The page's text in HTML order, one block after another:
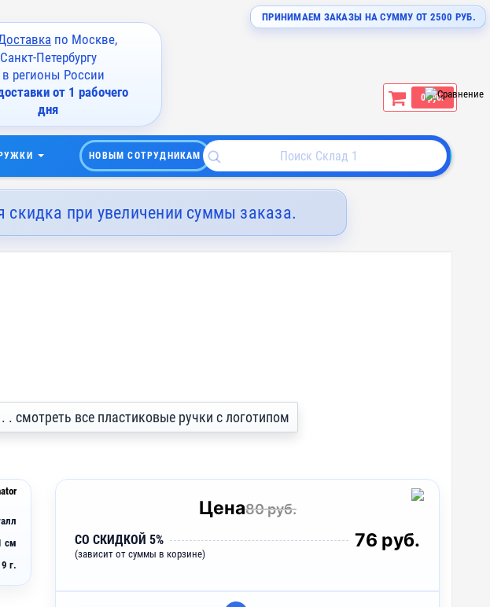
ПРИНИМАЕМ ЗАКАЗЫ НА СУММУ ОТ 2500 РУБ.
по Москве,
Санкт-Петербургу
в регионы России
от 1 рабочего
дня
0 руб.
НОВЫМ СОТРУДНИКАМ
скидка при увеличении суммы заказа.
. смотреть все пластиковые ручки с логотипом
см
9 г.
Цена80 руб.
СО СКИДКОЙ 5%
(зависит от суммы в корзине)
76 руб.